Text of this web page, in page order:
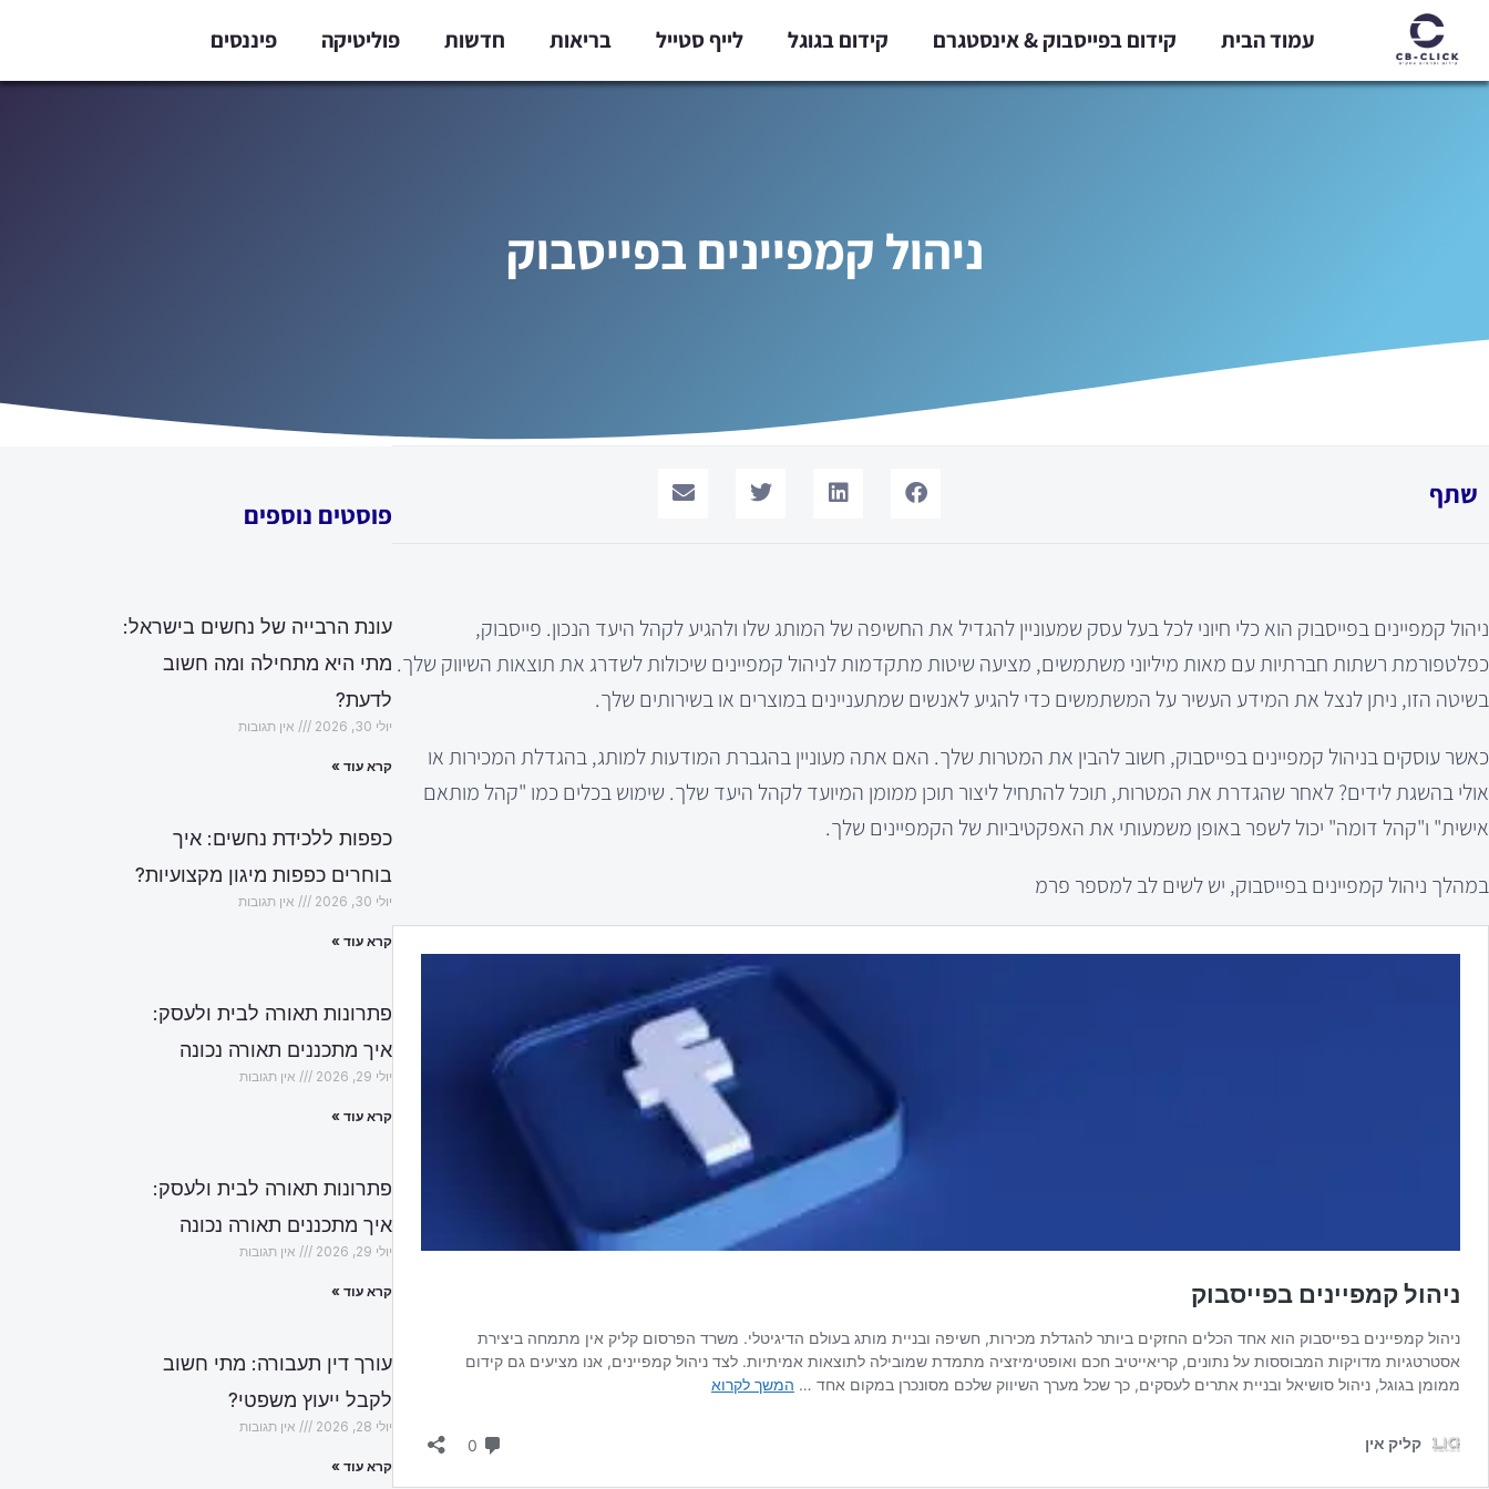
לתוכן
עמוד הבית קידום בפייסבוק & אינסטגרם קידום בגוגל לייף סטייל בריאות חדשות פוליטיקה פיננסים
ניהול קמפיינים בפייסבוק
שתף
ניהול קמפיינים בפייסבוק הוא כלי חיוני לכל בעל עסק שמעוניין להגדיל את החשיפה של המותג שלו ולהגיע לקהל היעד הנכון. פייסבוק,
כפלטפורמת רשתות חברתיות עם מאות מיליוני משתמשים, מציעה שיטות מתקדמות לניהול קמפיינים שיכולות לשדרג את תוצאות השיווק שלך.
בשיטה הזו, ניתן לנצל את המידע העשיר על המשתמשים כדי להגיע לאנשים שמתעניינים במוצרים או בשירותים שלך.
כאשר עוסקים בניהול קמפיינים בפייסבוק, חשוב להבין את המטרות שלך. האם אתה מעוניין בהגברת המודעות למותג, בהגדלת המכירות או
אולי בהשגת לידים? לאחר שהגדרת את המטרות, תוכל להתחיל ליצור תוכן ממומן המיועד לקהל היעד שלך. שימוש בכלים כמו "קהל מותאם
אישית" ו"קהל דומה" יכול לשפר באופן משמעותי את האפקטיביות של הקמפיינים שלך.
במהלך ניהול קמפיינים בפייסבוק, יש לשים לב למספר פרמ
פוסטים נוספים
עונת הרבייה של נחשים בישראל:
מתי היא מתחילה ומה חשוב
לדעת?
יולי 30, 2026 אין תגובות
קרא עוד »
כפפות ללכידת נחשים: איך
בוחרים כפפות מיגון מקצועיות?
יולי 30, 2026 אין תגובות
קרא עוד »
פתרונות תאורה לבית ולעסק:
איך מתכננים תאורה נכונה
יולי 29, 2026 אין תגובות
קרא עוד »
פתרונות תאורה לבית ולעסק:
איך מתכננים תאורה נכונה
יולי 29, 2026 אין תגובות
קרא עוד »
עורך דין תעבורה: מתי חשוב
לקבל ייעוץ משפטי?
יולי 28, 2026 אין תגובות
קרא עוד »